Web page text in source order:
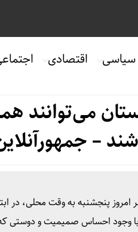
سیاسی اقتصادی
می‌توانند
–
پنجشنبه به وقت محلی، در
وجود احساس صمیمیت و دوستی